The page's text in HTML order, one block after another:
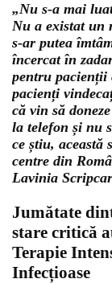
„Nu s-a mai
Nu a existat un
s-ar putea
încercat în
pentru
pacienți
că vin să
la telefon și nu
ce știu, această
centre din
Lavinia
Jumătate
stare critică
Terapie
Infecțioase